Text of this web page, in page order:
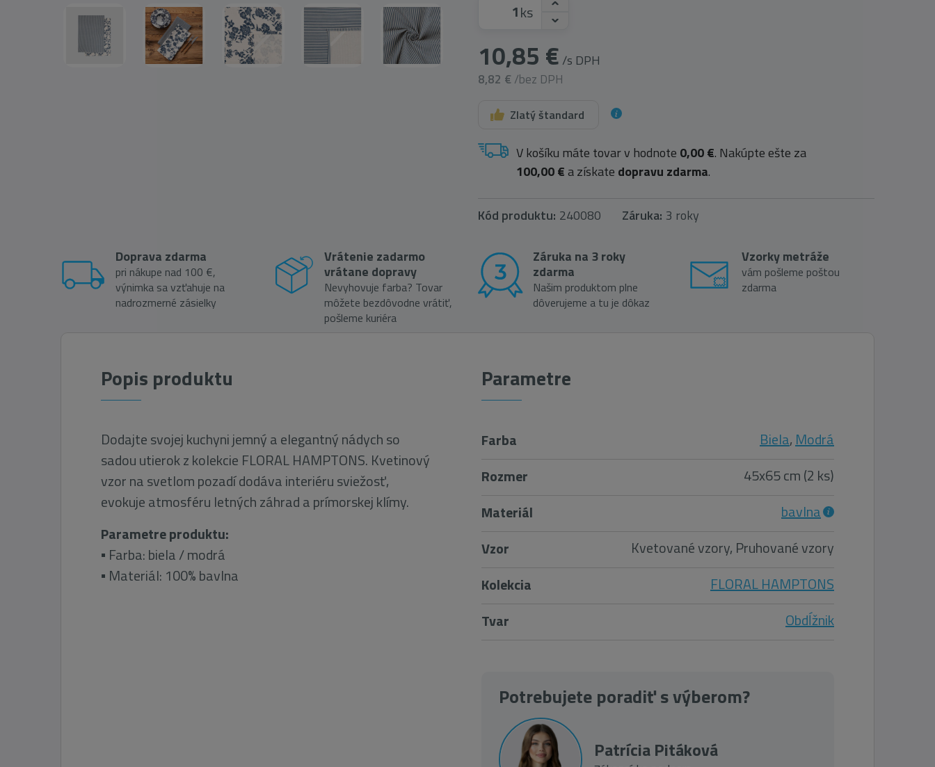
ks
10,85 € /s DPH
8,82 € /bez DPH
Zlatý štandard
V košíku máte tovar v hodnote 0,00 €. Nakúpte ešte za
100,00 €a získate dopravu zdarma.
Kód produktu: 240080 Záruka: 3 roky
Doprava zdarma
pri nákupe nad 100 €,
výnimka sa vzťahuje na
nadrozmerné zásielky
Vrátenie zadarmo
vrátane dopravy
Nevyhovuje farba? Tovar
môžete bezdôvodne vrátiť,
pošleme kuriéra
Záruka na 3 roky
zdarma
Našim produktom plne
dôverujeme a tu je dôkaz
Vzorky metráže
vám pošleme poštou
zdarma
Popis produktu
Dodajte svojej kuchyni jemný a elegantný nádych so
sadou utierok z kolekcie FLORAL HAMPTONS. Kvetinový
vzor na svetlom pozadí dodáva interiéru sviežosť,
evokuje atmosféru letných záhrad a prímorskej klímy.
Parametre produktu:
▪ Farba: biela / modrá
▪ Materiál: 100% bavlna
Parametre
Farba Biela,Modrá
Rozmer
45x65 cm (2 ks)
Materiál
bavlna
Vzor
Kvetované vzory, Pruhované vzory
Kolekcia
FLORAL HAMPTONS
Tvar
Obdĺžnik
Potrebujete poradiť s výberom?
Patrícia Pitáková